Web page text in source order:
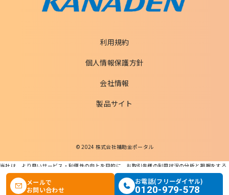
メールで
お問い合わせ
お電話(フリーダイヤル)
0120-979-578
この条件で検索する
利用規約
個人情報保護方針
会社情報
製品サイト
© 2024 株式会社補助金ポータル
当社は、より良いサービス・利便性の向上を目的に、お取引先様の利用状況の分析と把握をする
ためCookieを利用します。
本ウェブサイトを利用することで、Cookieの使用に同意するものとします。
個人情報の適正な取扱いに関する基本方針